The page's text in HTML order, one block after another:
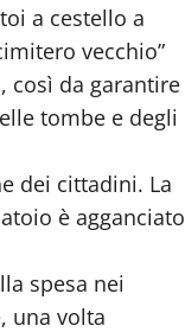
a cestello a
vecchio”
così da garantire
tombe e degli
dei cittadini. La
è agganciato
spesa nei
una volta